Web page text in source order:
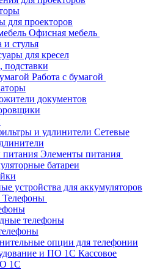
для проекторов
Офисная мебель
и стулья
для кресел
подставки
Работа с бумагой
документов
Сетевые
Элементы питания
батареи
устройства для аккумуляторов
Телефоны
телефоны
опции для телефонии
Кассовое
1С